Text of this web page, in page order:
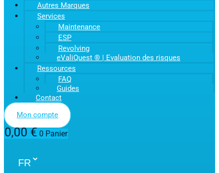
Autres Marques
Services
Maintenance
ESP
Revolving
eValiQuest ® | Evaluation des risques
Ressources
FAQ
Guides
Contact
Mon compte
0,00€ 0 Panier